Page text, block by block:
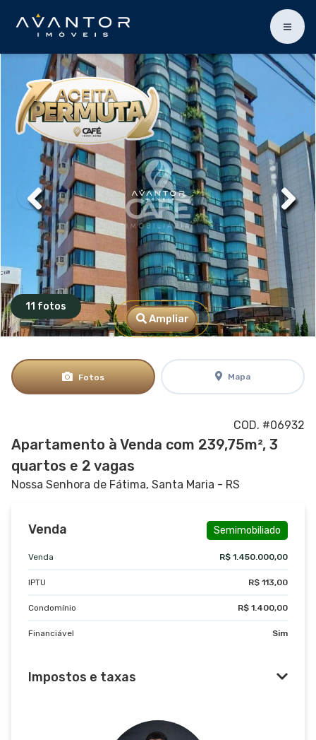
11 fotos
Ampliar
Fotos Mapa
COD. #06932
Apartamento à Venda com 239,75m², 3
quartos e 2 vagas
Nossa Senhora de Fátima, Santa Maria - RS
Venda Semimobiliado
Venda R$ 1.450.000,00
IPTU R$ 113,00
Condomínio R$ 1.400,00
Financiável Sim
Impostos e taxas